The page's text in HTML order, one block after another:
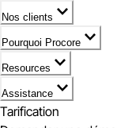
Nos clients
Pourquoi Procore
Resources
Assistance
Tarification